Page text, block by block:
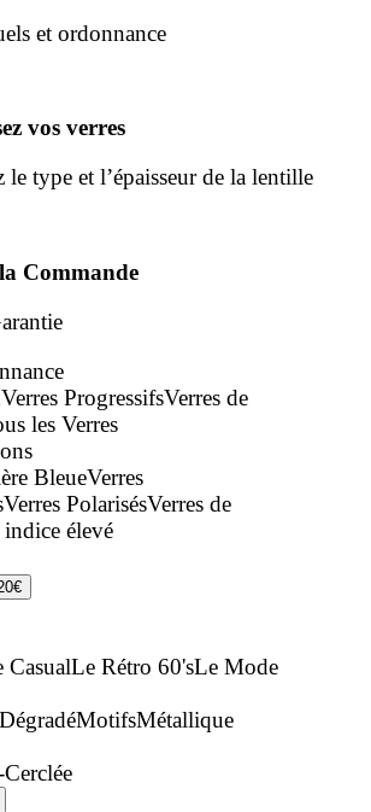
et ordonnance
vos verres
le type et l’épaisseur de la lentille
Commande
Verres ProgressifsVerres de
les Verres
BleueVerres
Verres PolarisésVerres de
indice élevé
CasualLe Rétro 60'sLe Mode
DégradéMotifsMétallique